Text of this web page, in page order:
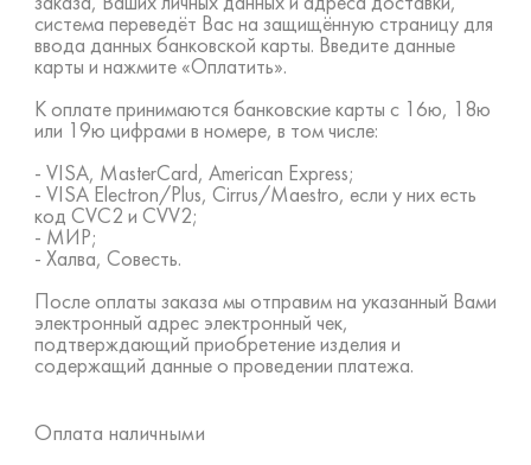
система переведёт Вас на защищённую страницу для
ввода данных банковской карты. Введите данные
карты и нажмите «Оплатить».
К оплате принимаются банковские карты с 16ю, 18ю
или 19ю цифрами в номере, в том числе:
- VISA, MasterCard, American Express;
- VISA Electron/Plus, Cirrus/Maestro, если у них есть
код CVC2 и CVV2;
- МИР;
- Халва, Совесть.
После оплаты заказа мы отправим на указанный Вами
электронный адрес электронный чек,
подтверждающий приобретение изделия и
содержащий данные о проведении платежа.
Оплата наличными